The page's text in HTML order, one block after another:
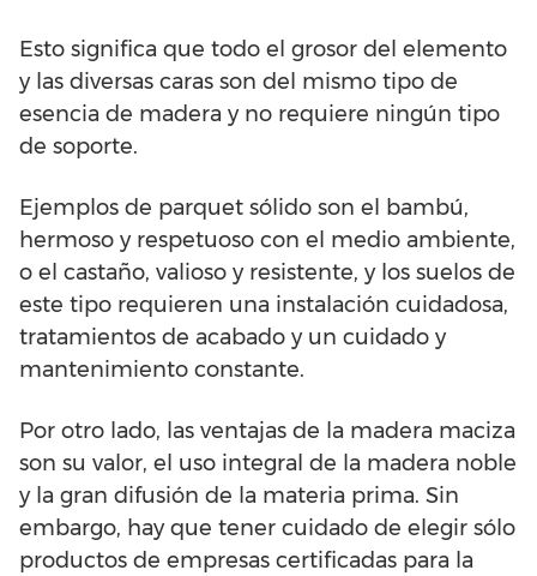
Esto significa que todo el grosor del elemento
y las diversas caras son del mismo tipo de
esencia de madera y no requiere ningún tipo
de soporte.
Ejemplos de parquet sólido son el bambú,
hermoso y respetuoso con el medio ambiente,
o el castaño, valioso y resistente, y los suelos de
este tipo requieren una instalación cuidadosa,
tratamientos de acabado y un cuidado y
mantenimiento constante.
Por otro lado, las ventajas de la madera maciza
son su valor, el uso integral de la madera noble
y la gran difusión de la materia prima. Sin
embargo, hay que tener cuidado de elegir sólo
productos de empresas certificadas para la